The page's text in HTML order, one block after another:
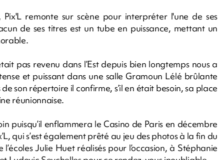
remonte sur scène pour interpréter l'une de ses
de ses titres est un tube en puissance, mettant un
pas revenu dans l’Est depuis bien longtemps nous a
et puissant dans une salle Gramoun Lélé brûlante
son répertoire il confirme, s’il en était besoin, sa place
réunionnaise.
puisqu’il enflammera le Casino de Paris en décembre
qui s’est également prêté au jeu des photos à la fin du
Julie Huet réalisés pour l’occasion, à Stéphanie